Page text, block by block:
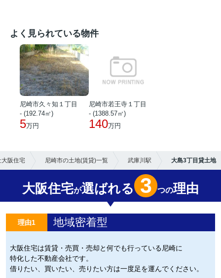
よく見られている物件
尼崎市久々知１丁目
- (192.74㎡)
5万円
尼崎市若王寺１丁目
- (1388.57㎡)
140万円
大阪住宅 尼崎市の土地(賃貸)一覧 武庫川駅 大島3丁目貸土地
大阪住宅が選ばれる 3 つの理由
理由1 地域密着型
大阪住宅は賃貸・売買・売却と何でも行っている尼崎に
特化した不動産会社です。
借りたい、買いたい、売りたい方は一度足を運んでください。